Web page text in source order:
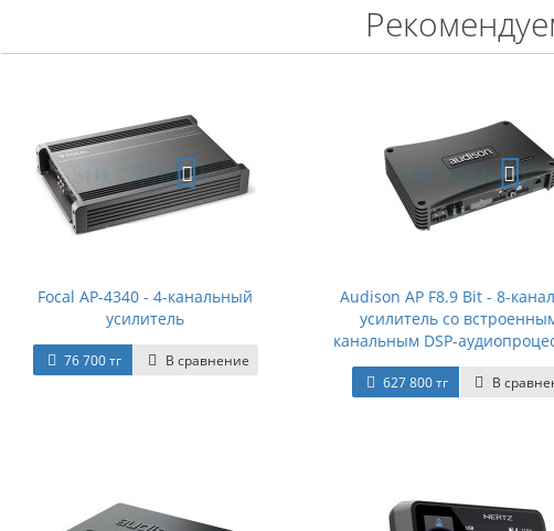
Focal AP-4340 - 4-канальный
усилитель
76 700 тг В сравнение
Audison AP F8.9 Bit - 8-
усилитель со
канальным DSP-
627 800 тг В